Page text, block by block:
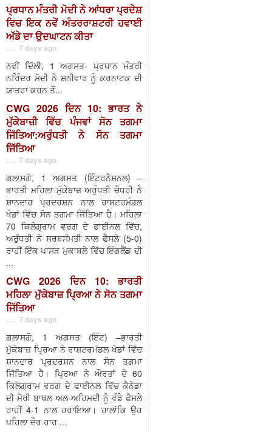
ਪ੍ਰਧਾਨ ਮੰਤਰੀ ਮੋਦੀ ਨੇ ਆਂਧਰਾ ਪ੍ਰਦੇਸ਼
ਵਿਚ ਇਕ ਨਵੇਂ ਅੰਤਰਰਾਸ਼ਟਰੀ ਹਵਾਈ
ਅੱਡੇ ਦਾ ਉਦਘਾਟਨ ਕੀਤਾ
. . . 7 days ago
ਨਵੀਂ ਦਿੱਲੀ, 1 ਅਗਸਤ- ਪ੍ਰਧਾਨ ਮੰਤਰੀ
ਨਰਿੰਦਰ ਮੋਦੀ ਨੇ ਸ਼ਨੀਵਾਰ ਨੂੰ ਕਰਨਾਟਕ ਦੀ
ਯਾਤਰਾ ਕਰਨ ਤੋਂ...
CWG 2026 ਦਿਨ 10: ਭਾਰਤ ਨੇ
ਮੁੱਕੇਬਾਜ਼ੀ ਵਿੱਚ ਪੰਜਵਾਂ ਸੋਨ ਤਗਮਾ
ਜਿੱਤਿਆ:ਅਰੁੰਧਤੀ ਨੇ ਸੋਨ ਤਗਮਾ
ਜਿੱਤਿਆ
. . . 7 days ago
ਗਲਾਸਗੋ, 1 ਅਗਸਤ (ਇੰਟਰਨੈਸ਼ਨਲ) –
ਭਾਰਤੀ ਮਹਿਲਾ ਮੁੱਕੇਬਾਜ਼ ਅਰੁੰਧਤੀ ਚੌਧਰੀ ਨੇ
ਸ਼ਾਨਦਾਰ ਪ੍ਰਦਰਸ਼ਨ ਨਾਲ ਰਾਸ਼ਟਰਮੰਡਲ
ਖੇਡਾਂ ਵਿੱਚ ਸੋਨ ਤਗਮਾ ਜਿੱਤਿਆ ਹੈ। ਮਹਿਲਾ
70 ਕਿਲੋਗ੍ਰਾਮ ਵਰਗ ਦੇ ਫਾਈਨਲ ਵਿੱਚ,
ਅਰੁੰਧਤੀ ਨੇ ਸਰਬਸੰਮਤੀ ਨਾਲ ਫੈਸਲੇ (5-0)
ਰਾਹੀਂ ਇੱਕ ਪਾਸੜ ਮੁਕਾਬਲੇ ਵਿੱਚ ਇੰਗਲੈਂਡ ਦੀ
...
CWG 2026 ਦਿਨ 10: ਭਾਰਤੀ
ਮਹਿਲਾ ਮੁੱਕੇਬਾਜ਼ ਪ੍ਰਿਆ ਨੇ ਸੋਨ ਤਗਮਾ
ਜਿੱਤਿਆ
. . . 7 days ago
ਗਲਾਸਗੋ, 1 ਅਗਸਤ (ਇੰਟ) –ਭਾਰਤੀ
ਮੁੱਕੇਬਾਜ਼ ਪ੍ਰਿਆ ਨੇ ਰਾਸ਼ਟਰਮੰਡਲ ਖੇਡਾਂ ਵਿੱਚ
ਸ਼ਾਨਦਾਰ ਪ੍ਰਦਰਸ਼ਨ ਨਾਲ ਸੋਨ ਤਗਮਾ
ਜਿੱਤਿਆ ਹੈ। ਪ੍ਰਿਆ ਨੇ ਔਰਤਾਂ ਦੇ 60
ਕਿਲੋਗ੍ਰਾਮ ਵਰਗ ਦੇ ਫਾਈਨਲ ਵਿੱਚ ਕੈਨੇਡਾ
ਦੀ ਮੈਰੀ ਬਾਥਲ ਅਲ-ਅਹਿਮਦੀ ਨੂੰ ਵੰਡੇ ਫੈਸਲੇ
ਰਾਹੀਂ 4-1 ਨਾਲ ਹਰਾਇਆ। ਹਾਲਾਂਕਿ ਉਹ
ਪਹਿਲਾ ਦੌਰ ਹਾਰ ...